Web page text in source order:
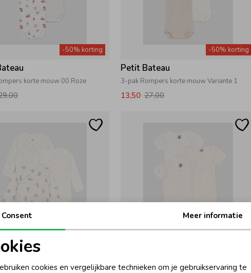
-50% korting
korte mouw 00 Roze
-50% korting
Petit Bateau
3-pak Rompers korte mouw Variante 1
13,50 27,00
naissance ML 00 Wit/Grijs 3-pack Bodies us MC 00 Multi
cookies
Consent Meer informatie
cookies en vergelijkbare technieken om je gebruikservaring te